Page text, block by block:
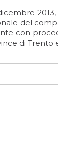
del
con
di Trento